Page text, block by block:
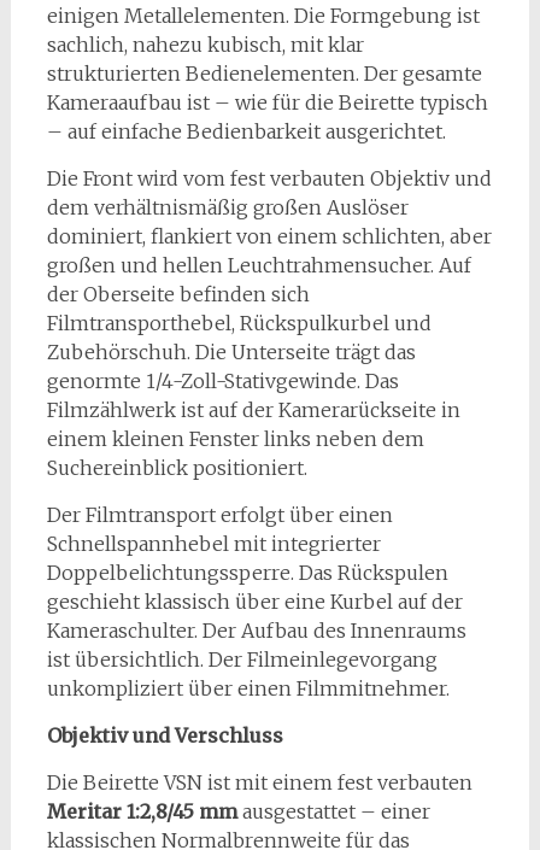
einigen Metallelementen. Die Formgebung ist
sachlich, nahezu kubisch, mit klar
strukturierten Bedienelementen. Der gesamte
Kameraaufbau ist – wie für die Beirette typisch
– auf einfache Bedienbarkeit ausgerichtet.
Die Front wird vom fest verbauten Objektiv und
dem verhältnismäßig großen Auslöser
dominiert, flankiert von einem schlichten, aber
großen und hellen Leuchtrahmensucher. Auf
der Oberseite befinden sich
Filmtransporthebel, Rückspulkurbel und
Zubehörschuh. Die Unterseite trägt das
genormte 1/4-Zoll-Stativgewinde. Das
Filmzählwerk ist auf der Kamerarückseite in
einem kleinen Fenster links neben dem
Suchereinblick positioniert.
Der Filmtransport erfolgt über einen
Schnellspannhebel mit integrierter
Doppelbelichtungssperre. Das Rückspulen
geschieht klassisch über eine Kurbel auf der
Kameraschulter. Der Aufbau des Innenraums
ist übersichtlich. Der Filmeinlegevorgang
unkompliziert über einen Filmmitnehmer.
Objektiv und Verschluss
Die Beirette VSN ist mit einem fest verbauten
Meritar 1:2,8/45 mmausgestattet – einer
klassischen Normalbrennweite für das